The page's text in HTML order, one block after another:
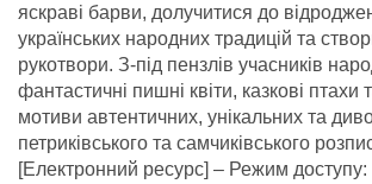
яскраві барви, долучитися до
українських народних традицій та
рукотвори. З-під пензлів учасників
фантастичні пишні квіти, казкові птахи
мотиви автентичних, унікальних та
петриківського та самчиківського
[Електронний ресурс] – Режим доступу: